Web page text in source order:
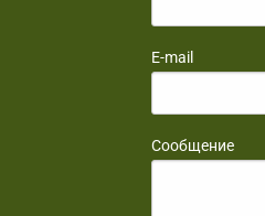
E-mail
Сообщение